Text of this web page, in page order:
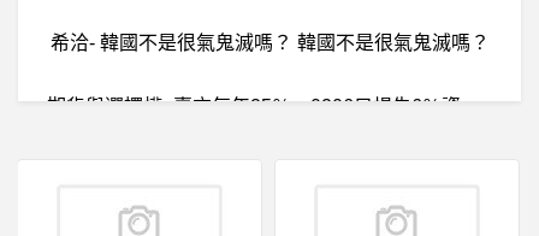
希洽- 韓國不是很氣鬼滅嗎？ 韓國不是很氣鬼滅嗎？
期
貨與選擇權- 賣方每年25％，0206只損失6％資金？ 賣方每年25％，0206只損失6％資金？